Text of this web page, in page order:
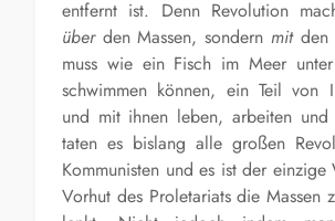
entfernt ist. Denn Revolution
über den Massen, sondern mit den
muss wie ein Fisch im Meer
schwimmen können, ein Teil von
und mit ihnen leben, arbeiten und
taten es bislang alle großen
Kommunisten und es ist der
Vorhut des Proletariats die Massen